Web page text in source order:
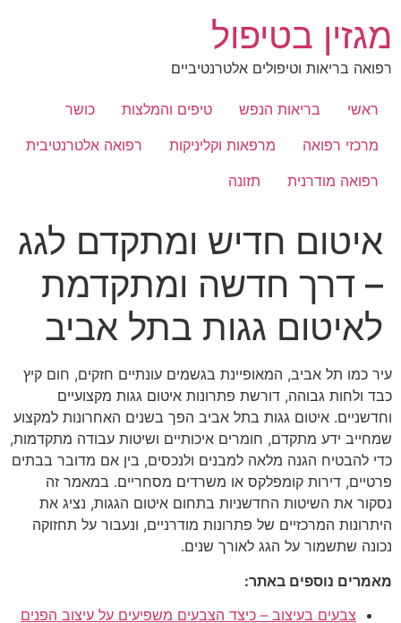
לתוכן
מגזין בטיפול
רפואה בריאות וטיפולים אלטרנטיביים
ראשי בריאות הנפש טיפים והמלצות
כושר
מרכזי רפואה
מרפאות וקליניקות
רפואה אלטרנטיבית
רפואה מודרנית
תזונה
איטום חדיש ומתקדם לגג
– דרך חדשה ומתקדמת
לאיטום גגות בתל אביב
עיר כמו תל אביב, המאופיינת בגשמים עונתיים חזקים, חום קיץ
כבד ולחות גבוהה, דורשת פתרונות איטום גגות מקצועיים
וחדשניים. איטום גגות בתל אביב הפך בשנים האחרונות למקצוע
שמחייב ידע מתקדם, חומרים איכותיים ושיטות עבודה מתקדמות,
כדי להבטיח הגנה מלאה למבנים ולנכסים, בין אם מדובר בבתים
פרטיים, דירות קומפלקס או משרדים מסחריים. במאמר זה
נסקור את השיטות החדשניות בתחום איטום הגגות, נציג את
היתרונות המרכזיים של פתרונות מודרניים, ונעבור על תחזוקה
נכונה שתשמור על הגג לאורך שנים.
מאמרים נוספים באתר:
צבעים בעיצוב – כיצד הצבעים משפיעים על עיצוב הפנים